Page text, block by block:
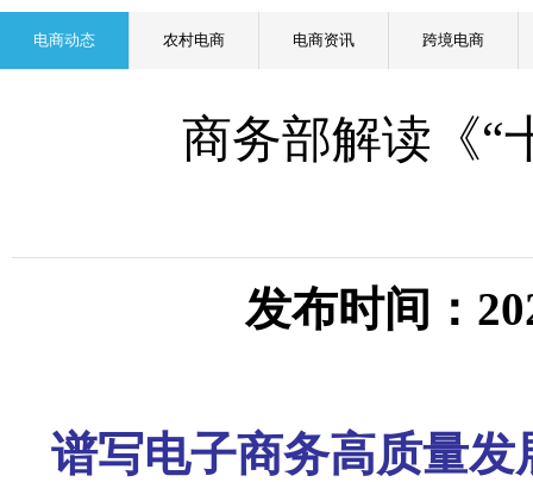
电商动态 农村电商 电商资讯 跨境电商
商务部解读《“
发布时间：
谱写电子商务高质量